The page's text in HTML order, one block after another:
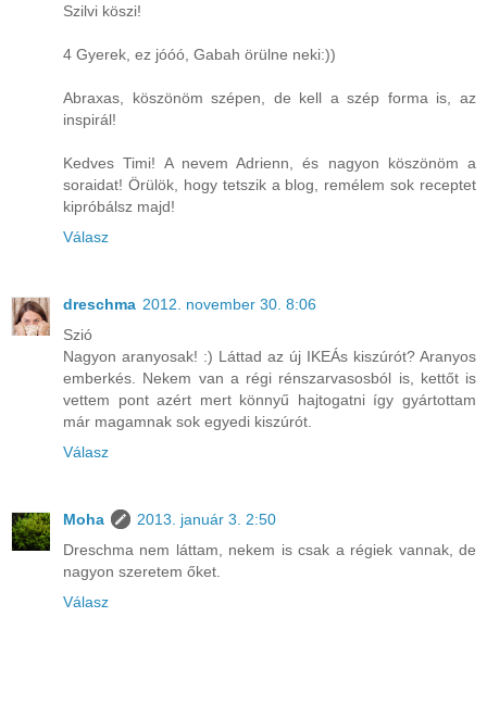
Szilvi köszi!
4 Gyerek, ez jóóó, Gabah örülne neki:))
Abraxas, köszönöm szépen, de kell a szép forma is, az
inspirál!
Kedves Timi! A nevem Adrienn, és nagyon köszönöm a
soraidat! Örülök, hogy tetszik a blog, remélem sok receptet
kipróbálsz majd!
Válasz
dreschma 2012. november 30. 8:06
Szió
Nagyon aranyosak! :) Láttad az új IKEÁs kiszúrót? Aranyos
emberkés. Nekem van a régi rénszarvasosból is, kettőt is
vettem pont azért mert könnyű hajtogatni így gyártottam
már magamnak sok egyedi kiszúrót.
Válasz
Moha
2013. január 3. 2:50
Dreschma nem láttam, nekem is csak a régiek vannak, de
nagyon szeretem őket.
Válasz